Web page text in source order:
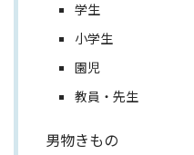
学生
小学生
園児
教員・先生
男物きもの